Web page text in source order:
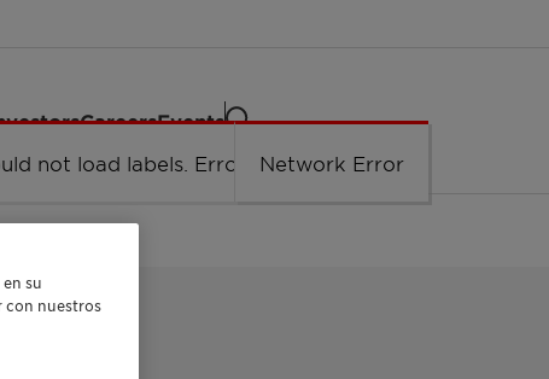
CareersEvents
su
con nuestros
not load labels. Error: Network Error.
Network Error